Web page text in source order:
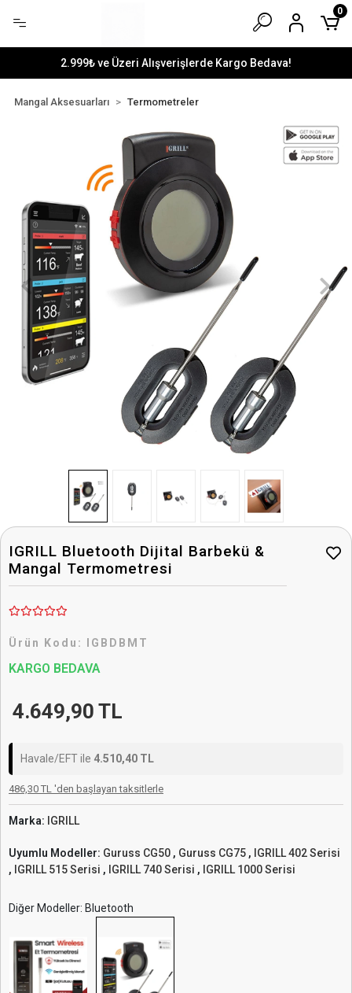
2.999₺ ve Üzeri Alışverişlerde Kargo Bedava!
0
Mangal Aksesuarları Termometreler
IGRILL Bluetooth Dijital Barbekü &
Mangal Termometresi
Ürün Kodu: IGBDBMT
KARGO BEDAVA
4.649,90 TL
Havale/EFT ile 4.510,40 TL
486,30 TL 'den başlayan taksitlerle
Marka: IGRILL
Uyumlu Modeller: Guruss CG50 , Guruss CG75 , IGRILL 402 Serisi
, IGRILL 515 Serisi , IGRILL 740 Serisi , IGRILL 1000 Serisi
Diğer Modeller: Bluetooth